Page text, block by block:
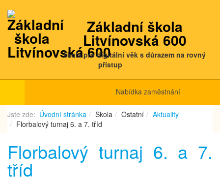
Základní škola
Litvínovská 600
škola pro digitální věk s důrazem na rovný
přístup
Nabídka zaměstnání
Jste zde: Úvodní stránka Škola Ostatní
Aktuality
Florbalový turnaj 6. a 7. tříd
Florbalový turnaj 6. a 7.
tříd